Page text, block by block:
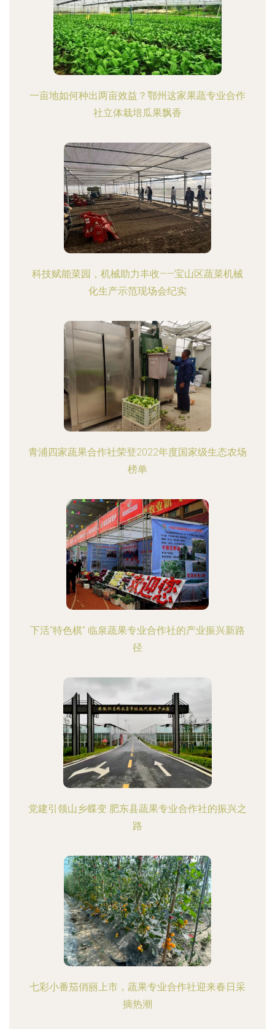
一亩地如何种出两亩效益？鄂州这家果蔬专业合作
社立体栽培瓜果飘香
科技赋能菜园，机械助力丰收——宝山区蔬菜机械
化生产示范现场会纪实
青浦四家蔬果合作社荣登2022年度国家级生态农场
榜单
下活“特色棋” 临泉蔬果专业合作社的产业振兴新路
径
党建引领山乡蝶变 肥东县蔬果专业合作社的振兴之
路
七彩小番茄俏丽上市，蔬果专业合作社迎来春日采
摘热潮